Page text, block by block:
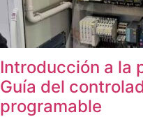
Introducción a la
Guía del
programable